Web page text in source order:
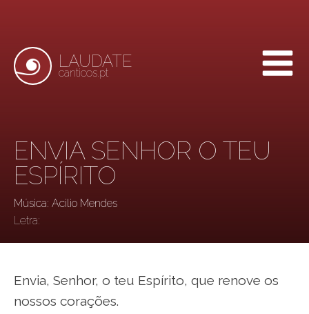
LAUDATE
canticos.pt
ENVIA SENHOR O TEU
ESPÍRITO
Música: Acilio Mendes
Letra:
Envia, Senhor, o teu Espírito, que renove os
nossos corações.